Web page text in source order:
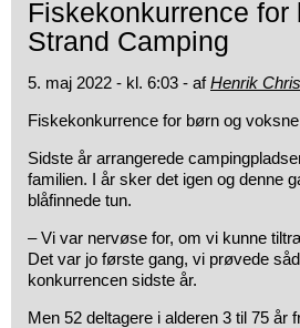
Fiskekonkurrence
Strand Camping
5. maj 2022 - kl. 6:03 - afHenrik
Fiskekonkurrence for børn og
Sidste år arrangerede
familien. I år sker det igen og denne
blåfinnede tun.
– Vi var nervøse for, om vi kunne
Det var jo første gang, vi prøvede
konkurrencen sidste år.
Men 52 deltagere i alderen 3 til 75 år